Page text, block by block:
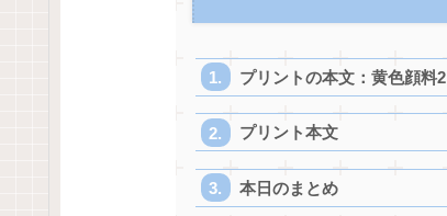
プリントの本文：黄色顔料
プリント本文
本日のまとめ